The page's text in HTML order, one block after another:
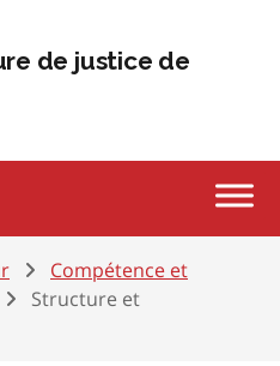
de justice de
Compétence et
Structure et